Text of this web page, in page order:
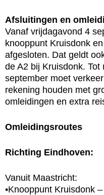
Afsluitingen en
Vanaf vrijdagavond 4
knooppunt Kruisdonk
afgesloten. Dat geldt
de A2 bij Kruisdonk.
september moet
rekening houden met
omleidingen en extra
Omleidingsroutes
Richting Eindhoven:
Vanuit Maastricht:
•Knooppunt Kruisdonk